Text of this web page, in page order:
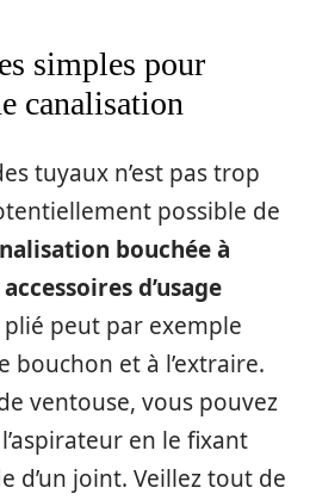
simples pour
canalisation
tuyaux n’est pas trop
possible de
bouchée à
d’usage
peut par exemple
bouchon et à l’extraire.
ventouse, vous pouvez
en le fixant
d’un joint. Veillez tout de